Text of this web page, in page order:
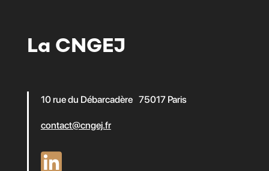
La CNGEJ
10 rue du Débarcadère 75017 Paris
contact@cngej.fr